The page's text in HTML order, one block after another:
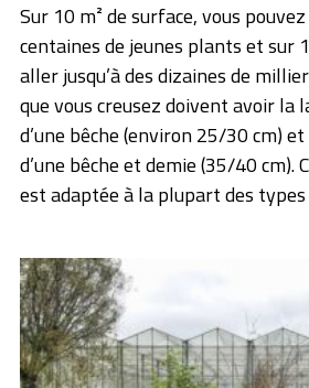
Sur 10 m² de surface, vous
centaines de jeunes plants et sur
aller jusqu’à des dizaines de
que vous creusez doivent avoir la
d’une bêche (environ 25/30 cm)
d’une bêche et demie (35/40
est adaptée à la plupart des types